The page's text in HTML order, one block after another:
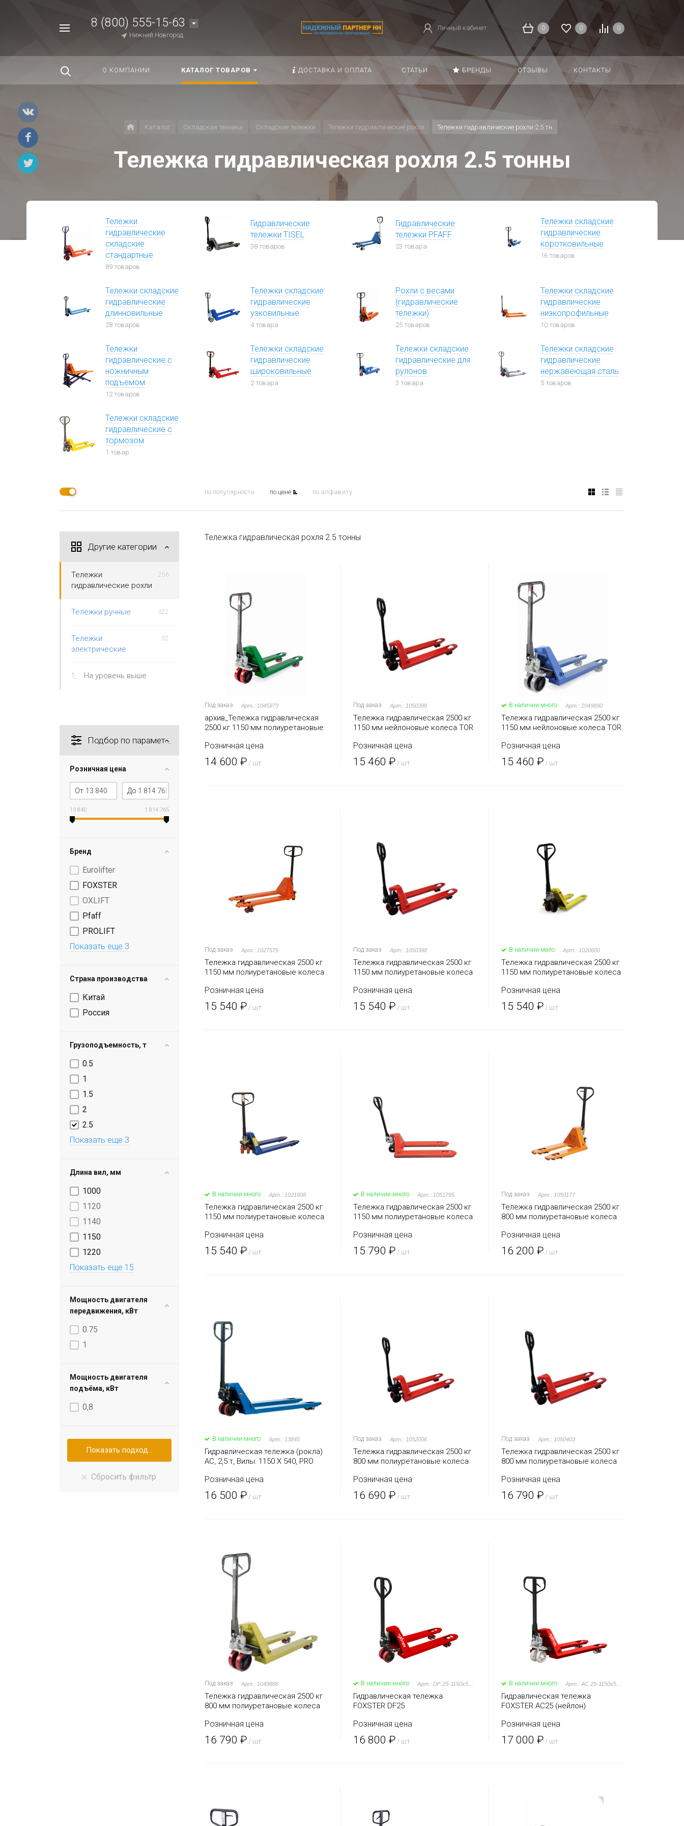
8 (800) 555-15-63
Нижний Новгород
Личный кабинет 0 0 0
О КОМПАНИИ КАТАЛОГ ТОВАРОВ ДОСТАВКА И ОПЛАТА СТАТЬИ БРЕНДЫ ОТЗЫВЫ КОНТАКТЫ
Каталог Складская техника Складские тележки Тележки гидравлические рохли Тележки гидравлические рохли 2.5 тн
Тележка гидравлическая рохля 2.5 тонны
Тележки
гидравлические
складские
стандартные
89 товаров
Гидравлические
тележки TISEL
38 товаров
Гидравлические
тележки PFAFF
23 товара
Тележки складские
гидравлические
коротковильные
16 товаров
Тележки складские
гидравлические
длинновильные
28 товаров
Тележки складские
гидравлические
узковильные
4 товара
Рохли с весами
(гидравлические
тележки)
25 товаров
Тележки складские
гидравлические
низкопрофильные
10 товаров
Тележки
гидравлические с
ножничным
подъемом
12 товаров
Тележки складские
гидравлические
широковильные
2 товара
Тележки складские
гидравлические для
рулонов
3 товара
Тележки складские
гидравлические
нержавеющая сталь
5 товаров
Тележки складские
гидравлические с
тормозом
1 товар
по популярности по цене по алфавиту
Другие категории
Тележки
гидравлические рохли
256
Тележки ручные 322
Тележки
электрические
92
На уровень выше
Подбор по параметрам
Розничная цена
От До
13 840 1 814 765
Бренд
Eurolifter
FOXSTER
OXLIFT
Pfaff
PROLIFT
Показать еще 3
Страна производства
Китай
Россия
Грузоподъемность, т
0.5
1
1.5
2
2.5
Показать еще 3
Длина вил, мм
1000
1120
1140
1150
1220
Показать еще 15
Мощность двигателя
передвижения, кВт
0.75
1
Мощность двигателя
подъёма, кВт
0,8
Тележка гидравлическая рохля 2.5 тонны
Под заказ Арт.: 1045973
архив_Тележка гидравлическая
2500 кг 1150 мм полиуретановые
Розничная цена
14 600 ₽ / шт
Под заказ Арт.: 1050399
Тележка гидравлическая 2500 кг
1150 мм нейлоновые колеса TOR
Розничная цена
15 460 ₽/ шт
В наличии много Арт.: 1049890
Тележка гидравлическая 2500 кг
1150 мм нейлоновые колеса TOR
Розничная цена
15 460 ₽ / шт
Под заказ Арт.: 1027579
Тележка гидравлическая 2500 кг
1150 мм полиуретановые колеса
Розничная цена
15 540 ₽ / шт
Под заказ Арт.: 1050398
Тележка гидравлическая 2500 кг
1150 мм полиуретановые колеса
Розничная цена
15 540 ₽/ шт
В наличии мало Арт.: 1020600
Тележка гидравлическая 2500 кг
1150 мм полиуретановые колеса
Розничная цена
15 540 ₽ / шт
В наличии много Арт.: 1021808
Тележка гидравлическая 2500 кг
1150 мм полиуретановые колеса
Розничная цена
15 540 ₽ / шт
В наличии много Арт.: 1051795
Тележка гидравлическая 2500 кг
1150 мм полиуретановые колеса
Розничная цена
15 790 ₽/ шт
Под заказ Арт.: 1050177
Тележка гидравлическая 2500 кг
800 мм полиуретановые колеса
Розничная цена
16 200 ₽ / шт
В наличии много Арт.: 13845
Гидравлическая тележка (рокла)
AC, 2,5 т, Вилы: 1150 Х 540, PRO
Розничная цена
16 500 ₽ / шт
Под заказ Арт.: 1052006
Тележка гидравлическая 2500 кг
800 мм полиуретановые колеса
Розничная цена
16 690 ₽/ шт
Под заказ Арт.: 1050403
Тележка гидравлическая 2500 кг
800 мм полиуретановые колеса
Розничная цена
16 790 ₽ / шт
Под заказ Арт.: 1049886
Тележка гидравлическая 2500 кг
800 мм полиуретановые колеса
Розничная цена
16 790 ₽ / шт
В наличии много Арт.: DF 25-1150x550-P/P-R
Гидравлическая тележка
FOXSTER DF25
Розничная цена
16 800 ₽/ шт
В наличии много
Гидравлическая тележка
FOXSTER AC25 (нейлон)
Розничная цена
17 000 ₽ / шт